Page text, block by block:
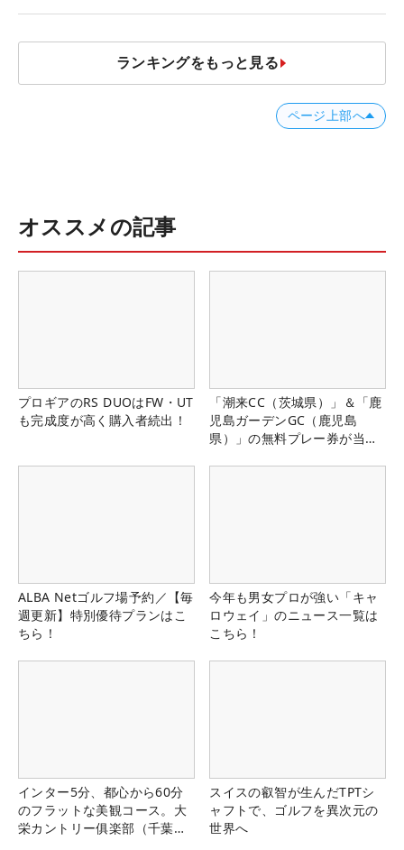
ランキングをもっと見る
ページ上部へ
オススメの記事
プロギアのRS DUOはFW・UT
も完成度が高く購入者続出！
「潮来CC（茨城県）」＆「鹿
児島ガーデンGC（鹿児島
県）」の無料プレー券が当た
ALBA Netゴルフ場予約／【毎
週更新】特別優待プランはこ
ちら！
今年も男女プロが強い「キャ
ロウェイ」のニュース一覧は
こちら！
インター5分、都心から60分
のフラットな美観コース。大
栄カントリー俱楽部（千葉
スイスの叡智が生んだTPTシ
ャフトで、ゴルフを異次元の
世界へ